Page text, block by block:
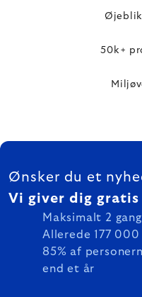
50k+
FOOTER
Ønsker du et
Vi giver dig gratis
Maksimalt 2
Allerede 177
85% af
end et år